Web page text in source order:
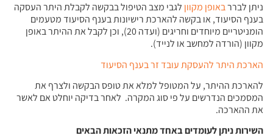
ניתן לבררבאופן מקוון לגבי מצב הטיפול בבקשה לקבלת היתר העסקה
בענף הסיעוד, או בקשה להארכת רישיונות בענף הסיעוד מטעמים
הומניטריים מיוחדים וחריגים (ועדה 20), וכן לקבל את ההיתר באופן
מקוון (הורדה למחשב או לנייד).
הארכת היתר להעסקת עובד זר בענף הסיעוד
להארכת ההיתר, על המטופל למלא את טופס הבקשה ולצרף את
המסמכים הנדרשים על פי סוג המקרה. לאחר בדיקה יוחלט אם לאשר
את ההארכה.
השירות ניתן לעומדים באחד מתנאי הזכאות הבאים